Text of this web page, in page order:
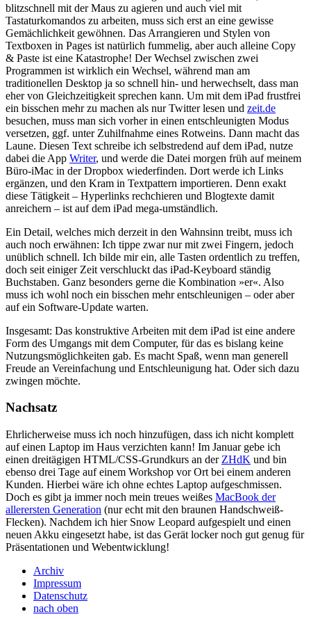
blitzschnell mit der Maus zu agieren und auch viel mit
Tastaturkomandos zu arbeiten, muss sich erst an eine gewisse
Gemächlichkeit gewöhnen. Das Arrangieren und Stylen von
Textboxen in Pages ist natürlich fummelig, aber auch alleine Copy
& Paste ist eine Katastrophe! Der Wechsel zwischen zwei
Programmen ist wirklich ein Wechsel, während man am
traditionellen Desktop ja so schnell hin- und herwechselt, dass man
eher von Gleichzeitigkeit sprechen kann. Um mit dem iPad frustfrei
ein bisschen mehr zu machen als nur Twitter lesen und zeit.de
besuchen, muss man sich vorher in einen entschleunigten Modus
versetzen, ggf. unter Zuhilfnahme eines Rotweins. Dann macht das
Laune. Diesen Text schreibe ich selbstredend auf dem iPad, nutze
dabei die App Writer, und werde die Datei morgen früh auf meinem
Büro-iMac in der Dropbox wiederfinden. Dort werde ich Links
ergänzen, und den Kram in Textpattern importieren. Denn exakt
diese Tätigkeit – Hyperlinks rechchieren und Blogtexte damit
anreichern – ist auf dem iPad mega-umständlich.
Ein Detail, welches mich derzeit in den Wahnsinn treibt, muss ich
auch noch erwähnen: Ich tippe zwar nur mit zwei Fingern, jedoch
unüblich schnell. Ich bilde mir ein, alle Tasten ordentlich zu treffen,
doch seit einiger Zeit verschluckt das iPad-Keyboard ständig
Buchstaben. Ganz besonders gerne die Kombination »er«. Also
muss ich wohl noch ein bisschen mehr entschleunigen – oder aber
auf ein Software-Update warten.
Insgesamt: Das konstruktive Arbeiten mit dem iPad ist eine andere
Form des Umgangs mit dem Computer, für das es bislang keine
Nutzungsmöglichkeiten gab. Es macht Spaß, wenn man generell
Freude an Vereinfachung und Entschleunigung hat. Oder sich dazu
zwingen möchte.
Nachsatz
Ehrlicherweise muss ich noch hinzufügen, dass ich nicht komplett
auf einen Laptop im Haus verzichten kann! Im Januar gebe ich
einen dreitägigen HTML/CSS-Grundkurs an der ZHdK und bin
ebenso drei Tage auf einem Workshop vor Ort bei einem anderen
Kunden. Hierbei wäre ich ohne echtes Laptop aufgeschmissen.
Doch es gibt ja immer noch mein treues weißes MacBook der
allerersten Generation (nur echt mit den braunen Handschweiß-
Flecken). Nachdem ich hier Snow Leopard aufgespielt und einen
neuen Akku eingesetzt habe, ist das Gerät locker noch gut genug für
Präsentationen und Webentwicklung!
Archiv
Impressum
Datenschutz
nach oben